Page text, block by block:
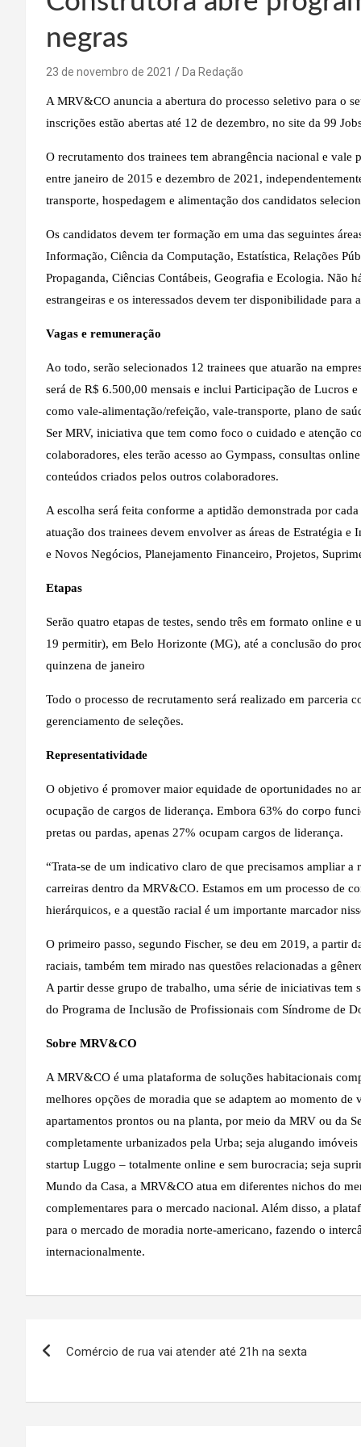
negras
23 de novembro de 2021 Da Redação
A MRV&CO anuncia a abertura do processo seletivo para o
inscrições estão abertas até 12 de dezembro, no site da 99
O recrutamento dos trainees tem abrangência nacional e vale
entre janeiro de 2015 e dezembro de 2021,
transporte, hospedagem e alimentação dos candidatos
Os candidatos devem ter formação em uma das seguintes
Informação, Ciência da Computação, Estatística, Relações
Propaganda, Ciências Contábeis, Geografia e Ecologia. Não
estrangeiras e os interessados devem ter disponibilidade para
Vagas e remuneração
Ao todo, serão selecionados 12 trainees que atuarão na
será de R$ 6.500,00 mensais e inclui Participação de Lucros
como vale-alimentação/refeição, vale-transporte, plano de
Ser MRV, iniciativa que tem como foco o cuidado e atenção
colaboradores, eles terão acesso ao Gympass, consultas
conteúdos criados pelos outros colaboradores.
A escolha será feita conforme a aptidão demonstrada por
atuação dos trainees devem envolver as áreas de Estratégia
e Novos Negócios, Planejamento Financeiro, Projetos,
Etapas
Serão quatro etapas de testes, sendo três em formato online
19 permitir), em Belo Horizonte (MG), até a conclusão do
quinzena de janeiro
Todo o processo de recrutamento será realizado em parceria
gerenciamento de seleções.
Representatividade
O objetivo é promover maior equidade de oportunidades no
ocupação de cargos de liderança. Embora 63% do corpo
pretas ou pardas, apenas 27% ocupam cargos de liderança.
“Trata-se de um indicativo claro de que precisamos ampliar
carreiras dentro da MRV&CO. Estamos em um processo de
hierárquicos, e a questão racial é um importante marcador
O primeiro passo, segundo Fischer, se deu em 2019, a partir
raciais, também tem mirado nas questões relacionadas a
A partir desse grupo de trabalho, uma série de iniciativas
do Programa de Inclusão de Profissionais com Síndrome de
Sobre MRV&CO
A MRV&CO é uma plataforma de soluções habitacionais
melhores opções de moradia que se adaptem ao momento de
apartamentos prontos ou na planta, por meio da MRV ou da
completamente urbanizados pela Urba; seja alugando
startup Luggo – totalmente online e sem burocracia; seja
Mundo da Casa, a MRV&CO atua em diferentes nichos do
complementares para o mercado nacional. Além disso, a
para o mercado de moradia norte-americano, fazendo o
internacionalmente.
Post
Comércio de rua vai atender até 21h na sexta